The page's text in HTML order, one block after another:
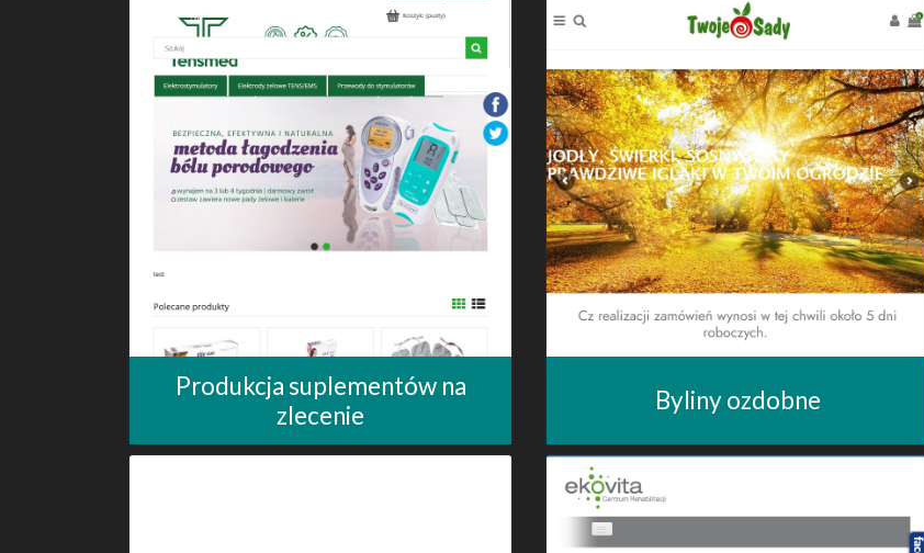
Produkcja suplementów na
zlecenie
Byliny ozdobne